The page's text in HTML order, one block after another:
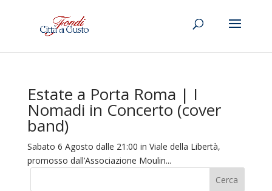
Estate a Porta Roma | I
Nomadi in Concerto (cover
band)
Sabato 6 Agosto dalle 21:00 in Viale della Libertà,
promosso dall’Associazione Moulin...